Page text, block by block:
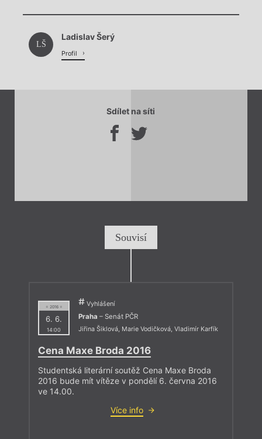
Chviličku.
Načítá se.
LŠ
Ladislav Šerý
Profil
Sdílet na síti
Souvisí
= 2016 =
6. 6.
14:00
Vyhlášení
Praha – Senát PČR
Jiřina Šiklová, Marie Vodičková, Vladimír Karfík
Cena Maxe Broda 2016
Studentská literární soutěž Cena Maxe Broda
2016 bude mít vítěze v pondělí 6. června 2016
ve 14.00.
Více info